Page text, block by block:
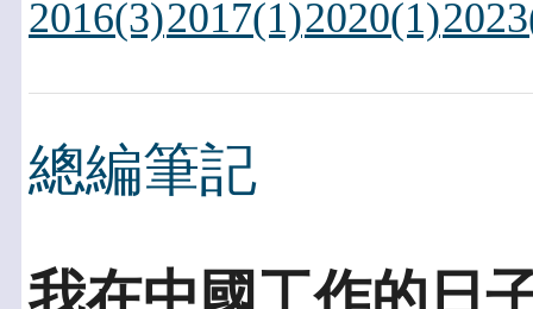
2016(3)2017(1)2020(1)
總編筆記